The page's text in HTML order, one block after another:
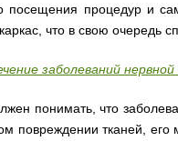
посещения процедур и
что в свою очередь
заболеваний
понимать, что
повреждении тканей, его